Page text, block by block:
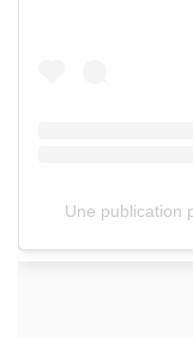
Une publication